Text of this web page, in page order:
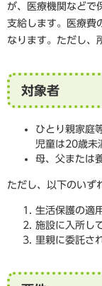
が、医療機関などで
支給します。医療費
なります。ただし、
対象者
ひとり親家庭
児童は20歳未
母、父または
ただし、以下のいず
生活保護の適
施設に入所し
里親に委託さ